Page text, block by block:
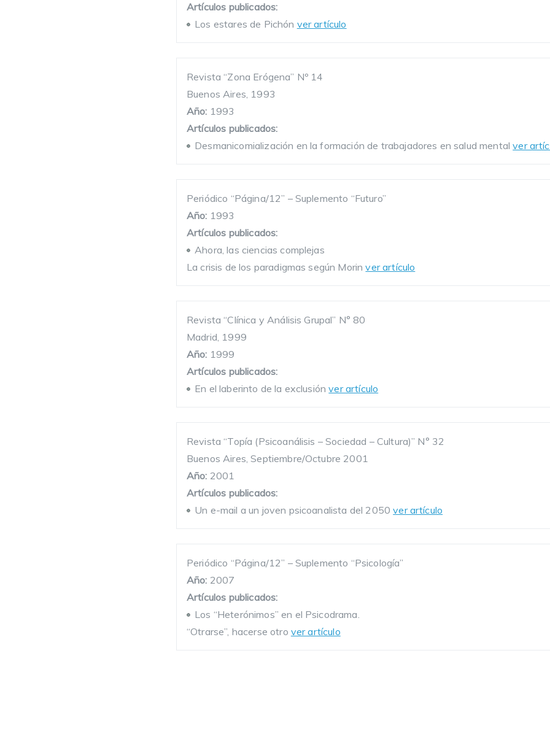
Artículos publicados:
Los estares de Pichón ver artículo
Revista “Zona Erógena” Nº 14
Buenos Aires, 1993
Año: 1993
Artículos publicados:
Desmanicomialización en la formación de trabajadores en salud mentalver
Periódico “Página/12” – Suplemento “Futuro”
Año: 1993
Artículos publicados:
Ahora, las ciencias complejas
La crisis de los paradigmas según Morinver artículo
Revista “Clínica y Análisis Grupal” N° 80
Madrid, 1999
Año: 1999
Artículos publicados:
En el laberinto de la exclusiónver artículo
Revista “Topía (Psicoanálisis – Sociedad – Cultura)” N° 32
Buenos Aires, Septiembre/Octubre 2001
Año: 2001
Artículos publicados:
Un e-mail a un joven psicoanalista del 2050ver artículo
Periódico “Página/12” – Suplemento “Psicología”
Año: 2007
Artículos publicados:
Los “Heterónimos” en el Psicodrama.
“Otrarse”, hacerse otro ver artículo